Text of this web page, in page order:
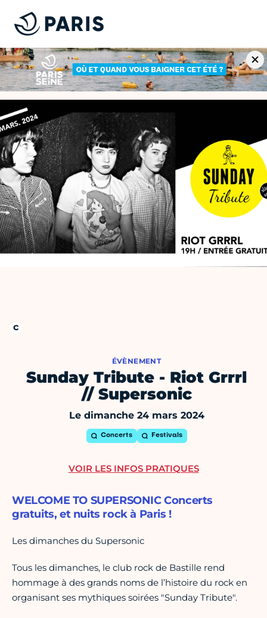
ÉVÈNEMENT
Sunday Tribute - Riot Grrrl
// Supersonic
Le dimanche 24 mars 2024
Concerts Festivals
WELCOME TO SUPERSONIC Concerts
gratuits, et nuits rock à Paris !
Les dimanches du Supersonic
Tous les dimanches, le club rock de Bastille rend
hommage à des grands noms de l’histoire du rock en
organisant ses mythiques soirées "Sunday Tribute".
VOIR LES INFOS PRATIQUES